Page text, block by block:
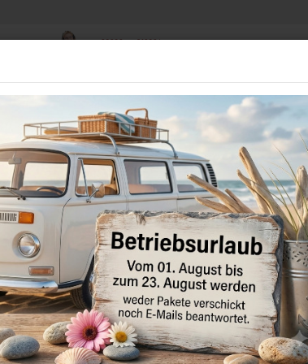
02838 - 910384
STANDHEIZUNGEN
» Audi » Audi A6 » A6 4G 2011 - 2019
2011 - 2019